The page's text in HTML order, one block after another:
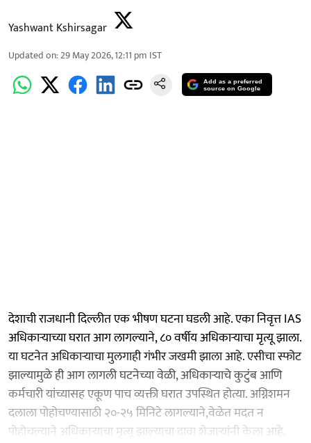
Yashwant Kshirsagar
Updated on:29 May 2026, 12:11 pm IST
Add as a preferred
source on Google
देशाची राजधानी दिल्लीत एक भीषण घटना घडली आहे. एका निवृत्त IAS
अधिकाऱ्याच्या घरात आग लागल्याने, ८० वर्षीय अधिकाऱ्याचा मृत्यू झाला.
या घटनेत अधिकाऱ्याचा मुलगाही गंभीर जखमी झाला आहे. एसीचा स्फोट
झाल्यामुळे ही आग लागली घटनेच्या वेळी, अधिकाऱ्याचे कुटुंब आणि
कर्मचारी यांच्यासह एकूण पाच व्यक्ती घरात उपस्थित होत्या. अग्निशमन
दलाला पोहोचण्यासाठी २०-२५ मिनिटे लागल्याने,वेळेत मदत न
पोहोचल्याने अधिकाऱ्याचा मृत्यू झाल्याचा दावा शेजाऱ्यांनी केला आहे.